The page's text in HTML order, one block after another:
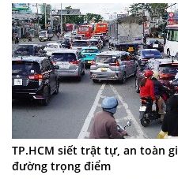
TP.HCM siết trật tự, an toàn
đường trọng điểm